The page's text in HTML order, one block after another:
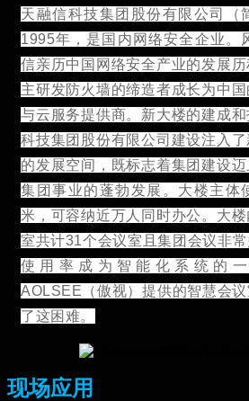
天融信科技集团股份有限公司（
1995年，是国内网络安全企业。
信亲历中国网络安全产业的发展
主研发防火墙的缔造者成长为中
与云服务提供商。新大楼的建成
科技集团股份有限公司建设注入
的发展空间，既标志着集团建设
集团事业的蓬勃发展。大楼主体
米，可容纳近万人同时办公。大
室共计31个会议室且集团会议非
使用率成为智能化系统的
AOLSEE（傲视）提供的智慧会
了这困难。
现场应用